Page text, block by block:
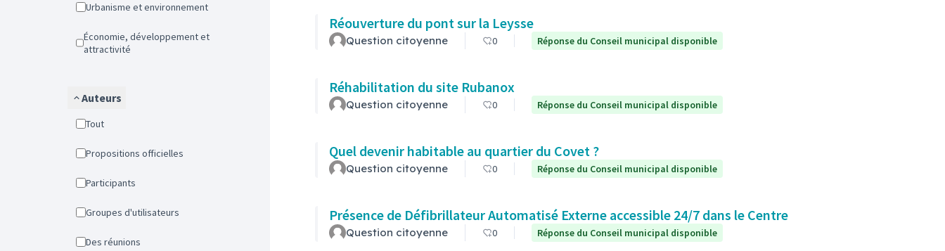
Urbanisme et environnement
Économie, développement et
attractivité
Auteurs
Tout
Propositions officielles
Participants
Groupes d'utilisateurs
Des réunions
Réouverture du pont sur la Leysse
Question citoyenne 0 Réponse du Conseil municipal disponible
Réhabilitation du site Rubanox
Question citoyenne 0 Réponse du Conseil municipal disponible
Quel devenir habitable au quartier du Covet ?
Question citoyenne 0 Réponse du Conseil municipal disponible
Présence de Défibrillateur Automatisé Externe accessible 24/7 dans le Centre
Question citoyenne 0 Réponse du Conseil municipal disponible